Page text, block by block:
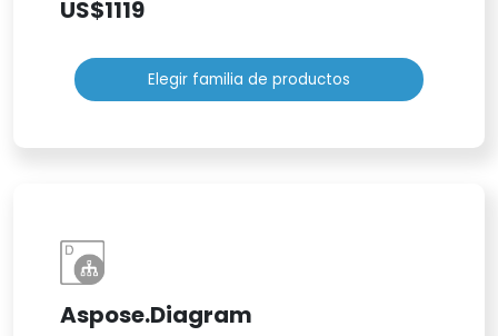
US$1119
Elegir familia de productos
Aspose.Diagram